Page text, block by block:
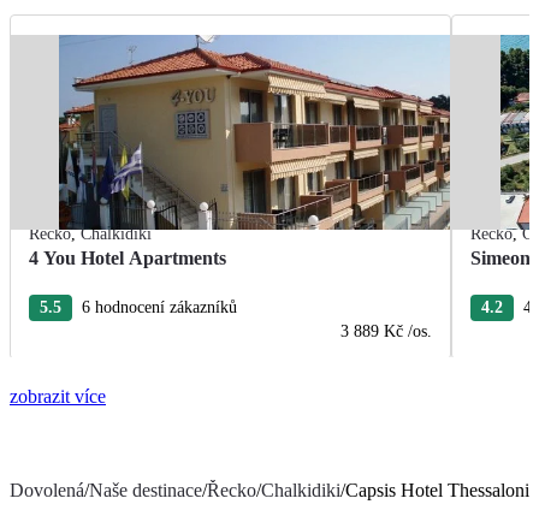
Řecko,Chalkidiki
4 You Hotel Apartments
5.5
6 hodnocení zákazníků
3 889 Kč /os.
Řecko,
Simeon
4.2 4
zobrazit více
Dovolená/Naše destinace/Řecko/Chalkidiki/Capsis Hotel